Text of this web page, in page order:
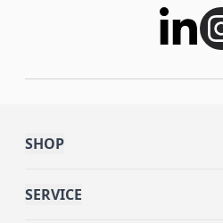
SHOP
SERVICE